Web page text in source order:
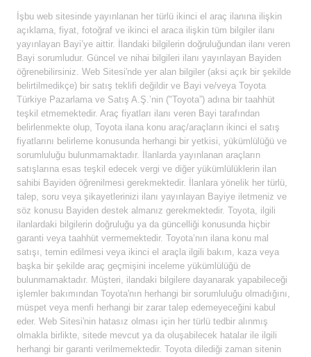
İşbu web sitesinde yayınlanan her türlü ikinci el araç ilanına ilişkin
açıklama, fiyat, fotoğraf ve ikinci el araca ilişkin tüm bilgiler ilanı
yayınlayan Bayi’ye aittir. İlandaki bilgilerin doğruluğundan ilanı veren
Bayi sorumludur. Güncel ve nihai bilgileri ilanı yayınlayan Bayiden
öğrenebilirsiniz. Web Sitesi'nde yer alan bilgiler (aksi açık bir şekilde
belirtilmedikçe) bir satış teklifi değildir ve Bayi ve/veya Toyota
Türkiye Pazarlama ve Satış A.Ş.’nin ("Toyota”) adına bir taahhüt
teşkil etmemektedir. Araç fiyatları ilanı veren Bayi tarafından
belirlenmekte olup, Toyota ilana konu araç/araçların ikinci el satış
fiyatlarını belirleme konusunda herhangi bir yetkisi, yükümlülüğü ve
sorumluluğu bulunmamaktadır. İlanlarda yayınlanan araçların
satışlarına esas teşkil edecek vergi ve diğer yükümlülüklerin ilan
sahibi Bayiden öğrenilmesi gerekmektedir. İlanlara yönelik her türlü,
talep, soru veya şikayetlerinizi ilanı yayınlayan Bayiye iletmeniz ve
söz konusu Bayiden destek almanız gerekmektedir. Toyota, ilgili
ilanlardaki bilgilerin doğruluğu ya da güncelliği konusunda hiçbir
garanti veya taahhüt vermemektedir. Toyota’nın ilana konu mal
satışı, temin edilmesi veya ikinci el araçla ilgili bakım, kaza veya
başka bir şekilde araç geçmişini inceleme yükümlülüğü de
bulunmamaktadır. Müşteri, ilandaki bilgilere dayanarak yapabileceği
işlemler bakımından Toyota'nın herhangi bir sorumluluğu olmadığını,
müspet veya menfi herhangi bir zarar talep edemeyeceğini kabul
eder. Web Sitesi'nin hatasız olması için her türlü tedbir alınmış
olmakla birlikte, sitede mevcut ya da oluşabilecek hatalar ile ilgili
herhangi bir garanti verilmemektedir. Toyota dilediği zaman sitenin